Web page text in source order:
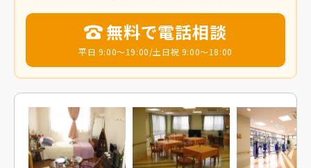
無料で電話相談
平日 9:00～19:00/土日祝 9:00～18:00